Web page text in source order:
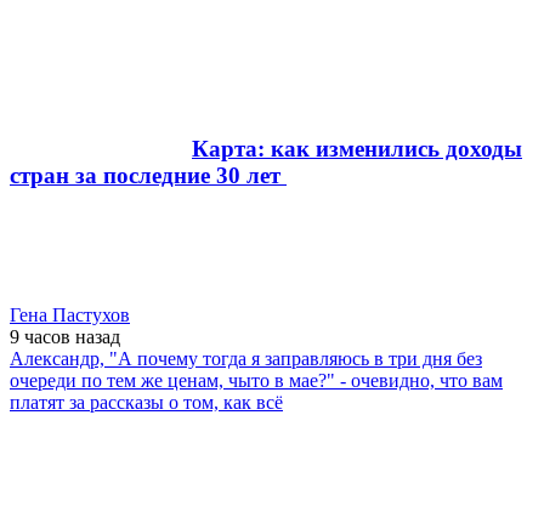
Карта: как изменились доходы
стран за последние 30 лет
Гена Пастухов
9 часов назад
Александр, "А почему тогда я заправляюсь в три дня без
очереди по тем же ценам, чыто в мае?" - очевидно, что вам
платят за рассказы о том, как всё